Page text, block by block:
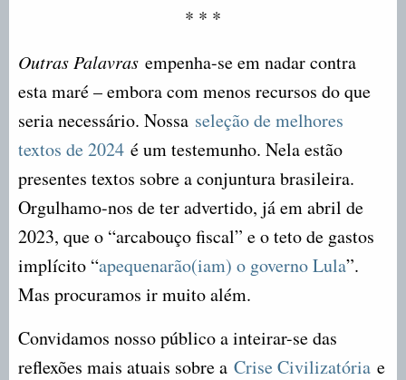
* * *
Outras Palavras empenha-se em nadar contra
esta maré – embora com menos recursos do que
seria necessário. Nossa seleção de melhores
textos de 2024 é um testemunho. Nela estão
presentes textos sobre a conjuntura brasileira.
Orgulhamo-nos de ter advertido, já em abril de
2023, que o “arcabouço fiscal” e o teto de gastos
implícito “apequenarão(iam) o governo Lula”.
Mas procuramos ir muito além.
Convidamos nosso público a inteirar-se das
reflexões mais atuais sobre a Crise Civilizatória e